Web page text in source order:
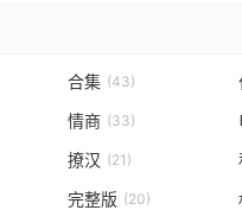
合集 (43)
情商 (33)
撩汉 (21)
完整版 (20)